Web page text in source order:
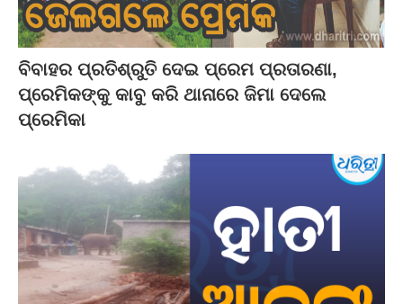
ବିବାହର ପ୍ରତିଶ୍ରୁତି ଦେଇ ପ୍ରେମ ପ୍ରତାରଣା,
ପ୍ରେମିକଙ୍କୁ କାବୁ କରି ଥାନାରେ ଜିମା ଦେଲେ
ପ୍ରେମିକା